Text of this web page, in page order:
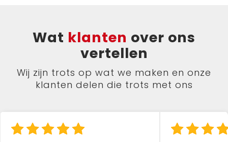
Wat klanten over ons
vertellen
Wij zijn trots op wat we maken en onze
klanten delen die trots met ons